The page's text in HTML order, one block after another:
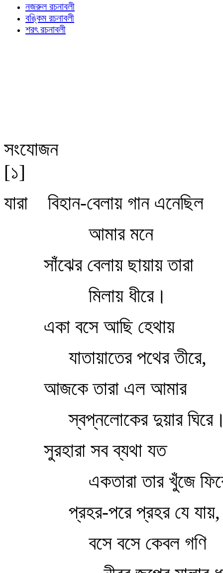
নজরুল রচনাবলী
বঙ্কিম রচনাবলী
শরৎ রচনাবলী
সংযোজন
[১]
যারা বিহান-বেলায় গান এনেছিল
আমার মনে
সাঁঝের বেলায় ছায়ায় তারা
মিলায় ধীরে।
একা বসে আছি হেথায়
যাতায়াতের পথের তীরে,
আজকে তারা এল আমার
স্বপ্নলোকের দুয়ার
সুরহারা সব ব্যথা যত
একতারা তার খুঁজে
প্রহর-পরে প্রহর যে যায়,
বসে বসে কেবল গণি